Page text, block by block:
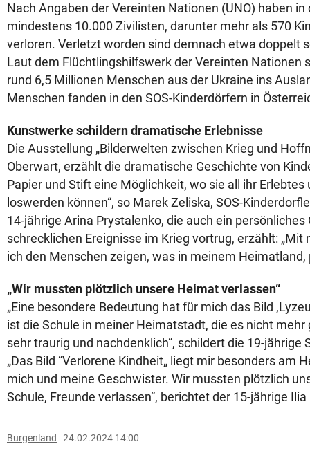
Nach Angaben der Vereinten Nationen (UNO) haben in
mindestens 10.000 Zivilisten, darunter mehr als 570
verloren. Verletzt worden sind demnach etwa doppelt
Laut dem Flüchtlingshilfswerk der Vereinten Nationen
rund 6,5 Millionen Menschen aus der Ukraine ins
Menschen fanden in den SOS-Kinderdörfern in
Kunstwerke schildern dramatische Erlebnisse
Die Ausstellung „Bilderwelten zwischen Krieg und
Oberwart, erzählt die dramatische Geschichte von
Papier und Stift eine Möglichkeit, wo sie all ihr Erlebtes
loswerden können“, so Marek Zeliska, SOS-
14-jährige Arina Prystalenko, die auch ein persönliches
schrecklichen Ereignisse im Krieg vortrug, erzählt: „Mit
ich den Menschen zeigen, was in meinem Heimatland,
„Wir mussten plötzlich unsere Heimat verlassen“
„Eine besondere Bedeutung hat für mich das Bild
ist die Schule in meiner Heimatstadt, die es nicht
sehr traurig und nachdenklich“, schildert die 19-jährige
„Das Bild “Verlorene Kindheit„ liegt mir besonders am
mich und meine Geschwister. Wir mussten plötzlich
Schule, Freunde verlassen“, berichtet der 15-jährige
Burgenland 24.02.2024 14:00